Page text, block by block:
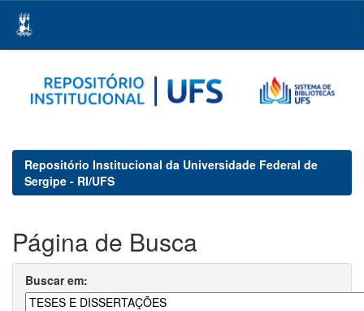
navigation
Repositório Institucional da Universidade Federal de
Sergipe - RI/UFS
Página de Busca
Buscar em: